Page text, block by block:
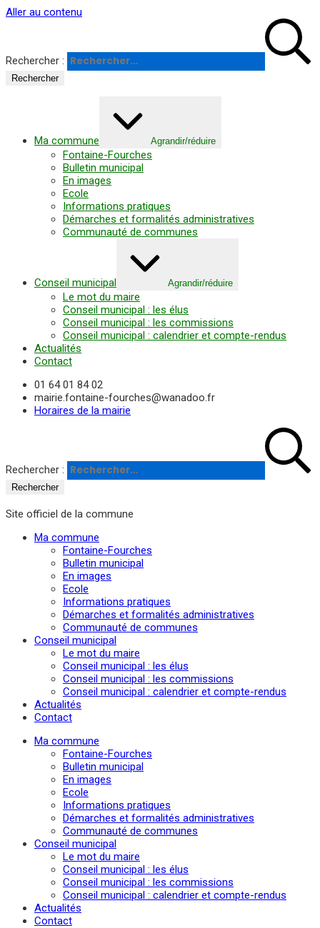
Panneau de gestion des cookies
Aller au contenu
Rechercher :
Ma commune Agrandir/réduire
Fontaine-Fourches
Bulletin municipal
En images
Ecole
Informations pratiques
Démarches et formalités administratives
Communauté de communes
Conseil municipal Agrandir/réduire
Le mot du maire
Conseil municipal : les élus
Conseil municipal : les commissions
Conseil municipal : calendrier et compte-rendus
Actualités
Contact
01 64 01 84 02
mairie.fontaine-fourches@wanadoo.fr
Horaires de la mairie
Rechercher :
Site officiel de la commune
Ma commune
Fontaine-Fourches
Bulletin municipal
En images
Ecole
Informations pratiques
Démarches et formalités administratives
Communauté de communes
Conseil municipal
Le mot du maire
Conseil municipal : les élus
Conseil municipal : les commissions
Conseil municipal : calendrier et compte-rendus
Actualités
Contact
Ma commune
Fontaine-Fourches
Bulletin municipal
En images
Ecole
Informations pratiques
Démarches et formalités administratives
Communauté de communes
Conseil municipal
Le mot du maire
Conseil municipal : les élus
Conseil municipal : les commissions
Conseil municipal : calendrier et compte-rendus
Actualités
Contact